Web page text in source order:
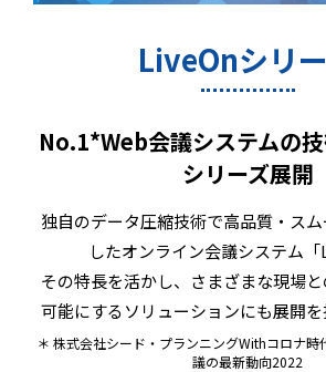
LiveOnシリ
No.1*Web会議システムの
シリーズ展開
独自のデータ圧縮技術で高品質・ス
したオンライン会議システム「
その特長を活かし、さまざまな現場
可能にするソリューションにも展開を
＊ 株式会社シード・プランニングWithコロナ
議の最新動向2022